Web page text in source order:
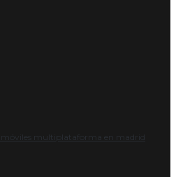
móviles multiplataforma en madrid